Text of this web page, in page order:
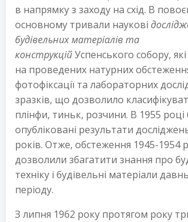
в напрямку з заходу на схід. В
основному тривали наукові
будівельних матеріалів та
конструкційУспенського собору,
на проведених натурних
фотофіксації та лабораторних
зразків, що дозволило
плінфи, тиньк, розчини. В 1955 році
опубліковані результати
років. Отже, обстеження 1945-1954
дозволили збагатити знання про
техніку і будівельні матеріали
періоду.
З липня 1962 року протягом року